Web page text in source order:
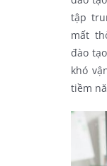
tập
mất
đào
khó
tiềm